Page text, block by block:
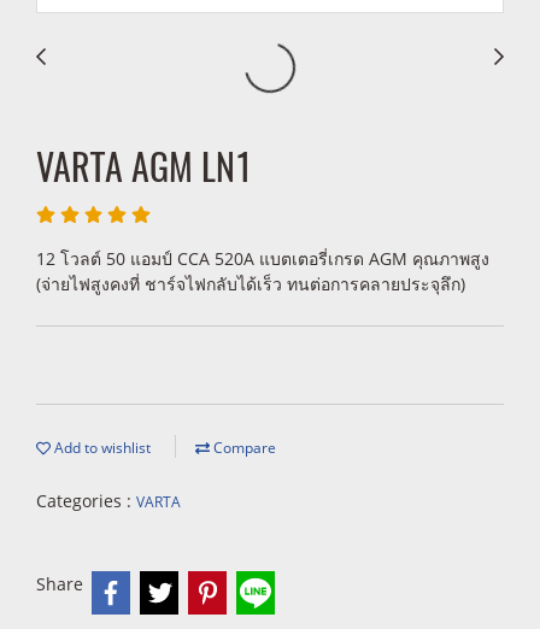
VARTA AGM LN1
12 โวลต์ 50 แอมป์ CCA 520A แบตเตอรี่เกรด AGM คุณภาพสูง
(จ่ายไฟสูงคงที่ ชาร์จไฟกลับได้เร็ว ทนต่อการคลายประจุลึก)
Add to wishlist Compare
Categories : VARTA
Share